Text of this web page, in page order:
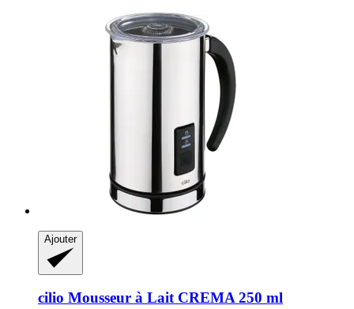
Ajouter
cilio Mousseur à Lait CREMA 250 ml